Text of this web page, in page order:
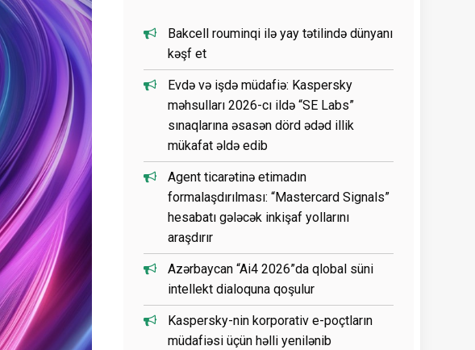
Bakcell rouminqi ilə yay tətilində dünyanı
kəşf et
Evdə və işdə müdafiə: Kaspersky
məhsulları 2026-cı ildə “SE Labs”
sınaqlarına əsasən dörd ədəd illik
mükafat əldə edib
Agent ticarətinə etimadın
formalaşdırılması: “Mastercard Signals”
hesabatı gələcək inkişaf yollarını
araşdırır
Azərbaycan “Ai4 2026”da qlobal süni
intellekt dialoquna qoşulur
Kaspersky-nin korporativ e-poçtların
müdafiəsi üçün həlli yenilənib